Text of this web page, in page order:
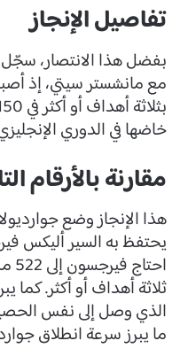
تفاصيل الإنجاز
بفضل هذا الانتصار، سجّل
مع مانشستر سيتي، إذ
خاضها في الدوري
مقارنة بالأرقام
هذا الإنجاز وضع
يحتفظ به السير أليكس
ثلاثة أهداف أو أكثر. كما
ما يبرز سرعة انطلاق